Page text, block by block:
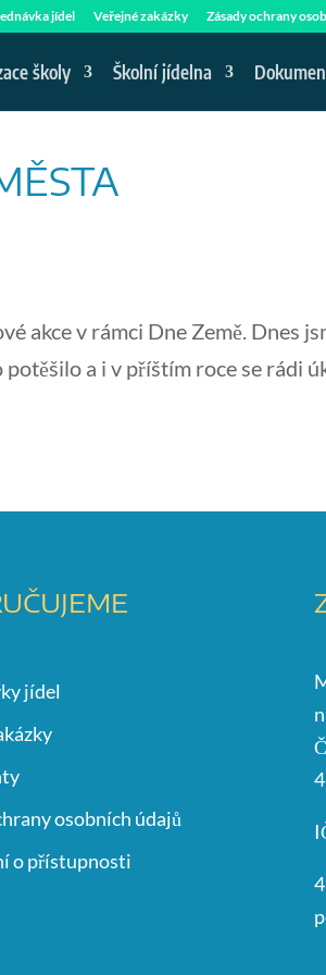
jídel Veřejné zakázky Zásady ochrany
školy Školní jídelna
akce v rámci Dne Země. Dnes
a i v příštím roce se rádi
jídel
osobních údajů
o přístupnosti